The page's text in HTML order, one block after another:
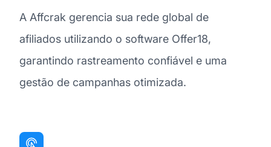
A Affcrak gerencia sua rede global de
afiliados utilizando o software Offer18,
garantindo rastreamento confiável e uma
gestão de campanhas otimizada.